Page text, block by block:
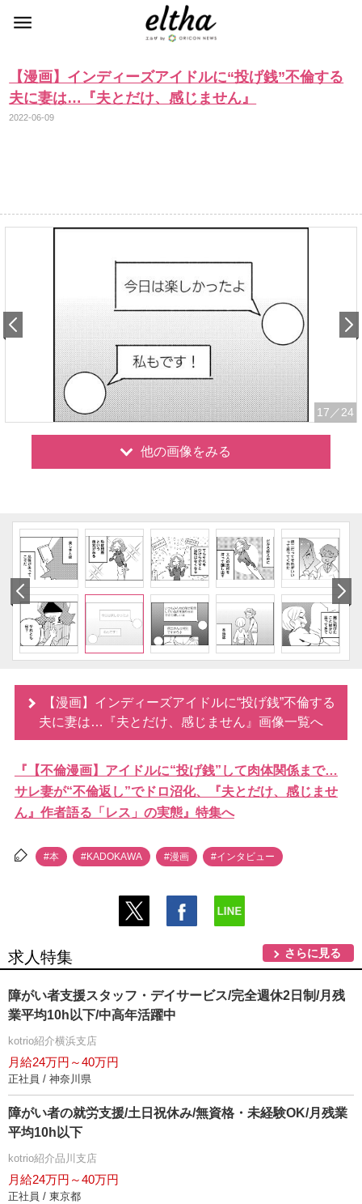
【漫画】インディーズアイドルに“投げ銭”不倫する
夫に妻は…『夫とだけ、感じません』
2022-06-09
17 ／24
他の画像をみる
【漫画】インディーズアイドルに“投げ銭”不倫する
夫に妻は…『夫とだけ、感じません』画像一覧へ
『【不倫漫画】アイドルに“投げ銭”して肉体関係まで…
サレ妻が“不倫返し”でドロ沼化、『夫とだけ、感じませ
ん』作者語る「レス」の実態』特集へ
#本 #KADOKAWA #漫画 #インタビュー
求人特集 さらに見る
障がい者支援スタッフ・デイサービス/完全週休2日制/月残
業平均10h以下/中高年活躍中
kotrio紹介横浜支店
月給24万円～40万円
正社員 / 神奈川県
障がい者の就労支援/土日祝休み/無資格・未経験OK/月残業
平均10h以下
kotrio紹介品川支店
月給24万円～40万円
正社員 / 東京都